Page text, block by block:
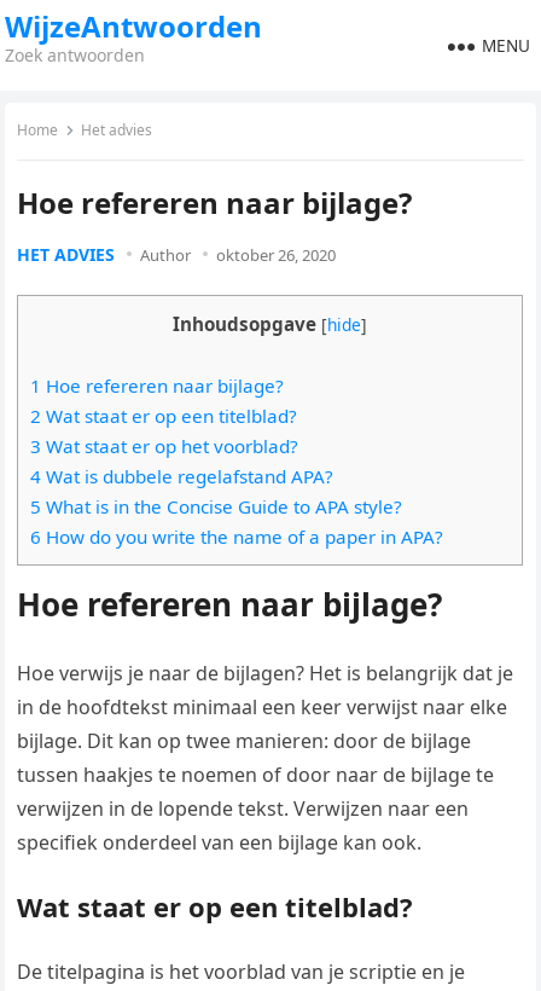
WijzeAntwoorden
Zoek antwoorden MENU
Home Het advies
Hoe refereren naar bijlage?
HET ADVIES Author oktober 26, 2020
Inhoudsopgave [hide]
1 Hoe refereren naar bijlage?
2 Wat staat er op een titelblad?
3 Wat staat er op het voorblad?
4 Wat is dubbele regelafstand APA?
5 What is in the Concise Guide to APA style?
6 How do you write the name of a paper in APA?
Hoe refereren naar bijlage?
Hoe verwijs je naar de bijlagen? Het is belangrijk dat je
in de hoofdtekst minimaal een keer verwijst naar elke
bijlage. Dit kan op twee manieren: door de bijlage
tussen haakjes te noemen of door naar de bijlage te
verwijzen in de lopende tekst. Verwijzen naar een
specifiek onderdeel van een bijlage kan ook.
Wat staat er op een titelblad?
De titelpagina is het voorblad van je scriptie en je